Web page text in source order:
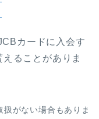
カードに入会す
ることがありま
がない場合もありま